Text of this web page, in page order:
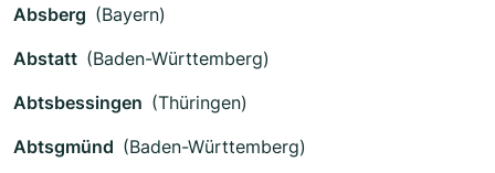
Absberg (Bayern)
Abstatt (Baden-Württemberg)
Abtsbessingen (Thüringen)
Abtsgmünd (Baden-Württemberg)